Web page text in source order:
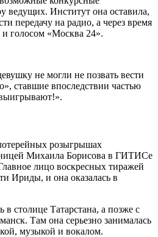
ведущих. Институт она оставила,
передачу на радио, а через время
голосом «Москва 24».
не могли не позвать вести
ставшие впоследствии частью
розыгрышах
Михаила Борисова в ГИТИСе
лицо воскресных тиражей
Ириды, и она оказалась в
столице Татарстана, а позже с
Там она серьезно занималась
музыкой и вокалом.